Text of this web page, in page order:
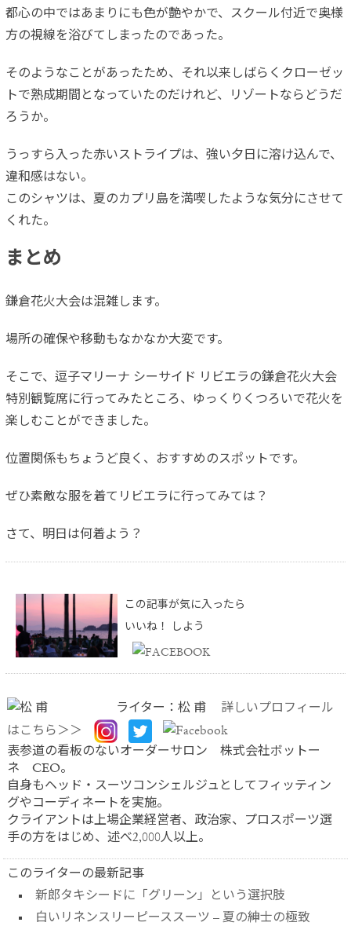
都心の中ではあまりにも色が艶やかで、スクール付近で奥様
方の視線を浴びてしまったのであった。
そのようなことがあったため、それ以来しばらくクローゼッ
トで熟成期間となっていたのだけれど、リゾートならどうだ
ろうか。
うっすら入った赤いストライプは、強い夕日に溶け込んで、
違和感はない。
このシャツは、夏のカプリ島を満喫したような気分にさせて
くれた。
まとめ
鎌倉花火大会は混雑します。
場所の確保や移動もなかなか大変です。
そこで、逗子マリーナ シーサイド リビエラの鎌倉花火大会
特別観覧席に行ってみたところ、ゆっくりくつろいで花火を
楽しむことができました。
位置関係もちょうど良く、おすすめのスポットです。
ぜひ素敵な服を着てリビエラに行ってみては？
さて、明日は何着よう？
この記事が気に入ったら
いいね！ しよう
ライター：松 甫
詳しいプロフィール
はこちら＞＞
表参道の看板のないオーダーサロン 株式会社ボットー
ネ CEO。
自身もヘッド・スーツコンシェルジュとしてフィッティン
グやコーディネートを実施。
クライアントは上場企業経営者、政治家、プロスポーツ選
手の方をはじめ、述べ2,000人以上。
このライターの最新記事
新郎タキシードに「グリーン」という選択肢
白いリネンスリーピーススーツ – 夏の紳士の極致